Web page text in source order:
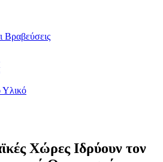
Βραβεύσεις
Υλικό
Χώρες Ιδρύουν τον